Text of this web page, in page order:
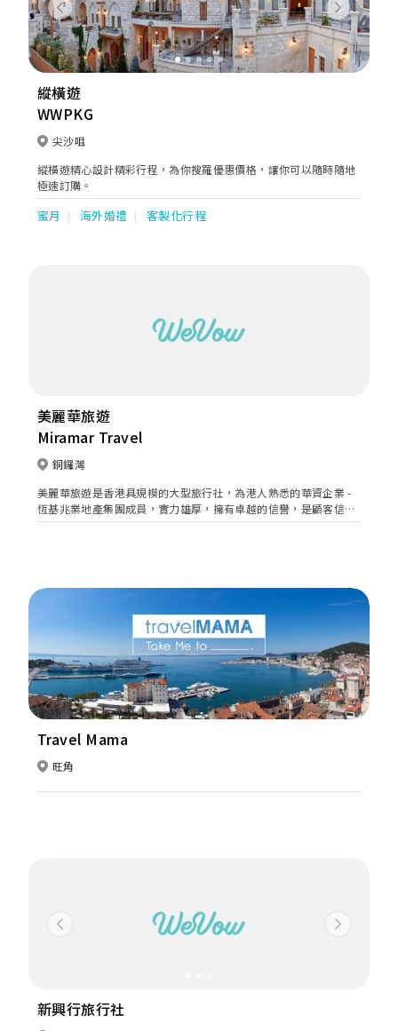
Previous Next
縱橫遊
WWPKG
尖沙咀
縱橫遊精心設計精彩行程，為你搜羅優惠價格，讓你可以隨時隨地
極速訂購。
蜜月 海外婚禮 客製化行程
美麗華旅遊
Miramar Travel
銅鑼灣
美麗華旅遊是香港具規模的大型旅行社，為港人熟悉的華資企業 -
恆基兆業地產集團成員，實力雄厚，擁有卓越的信譽，是顧客信心
的旅行社。管理層具有發展旅行社經驗，由眾多經驗豐富的旅遊界
Travel Mama
旺角
Previous Next
新興行旅行社